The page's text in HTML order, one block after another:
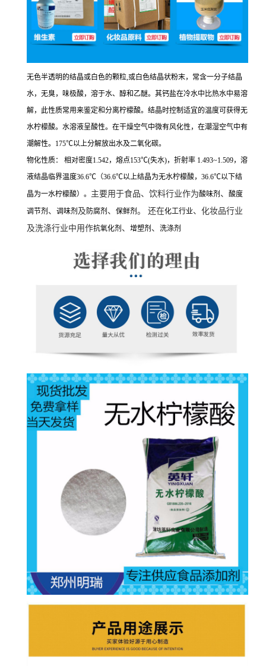
无色半透明的结晶或白色的颗粒,或白色结晶状粉末，常含一分子结晶
水，无臭，味极酸，溶于水、醇和乙醚。其钙盐在冷水中比热水中易溶
解，此性质常用来鉴定和分离柠檬酸。结晶时控制适宜的温度可获得无
水柠檬酸。水溶液呈酸性。在干燥空气中微有风化性，在潮湿空气中有
潮解性。175℃以上分解放出水及二氧化碳。
物化性质： 相对密度1.542，熔点153℃(失水)，折射率 1.493~1.509，溶
液结晶临界温度36.6℃（36.6℃以上结晶为无水柠檬酸，36.6℃以下结
晶为一水柠檬酸）。 主要用于食品、饮料行业作为酸味剂 、 酸度
调节剂 、 调味剂 及 防腐剂 、 保鲜剂 。 还在化工行业、化妆品行业
及洗涤行业中用作抗氧化剂 、 增塑剂 、 洗涤剂